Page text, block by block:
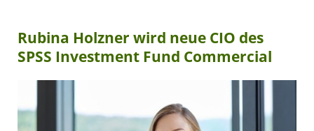
Rubina Holzner wird neue CIO des
SPSS Investment Fund Commercial